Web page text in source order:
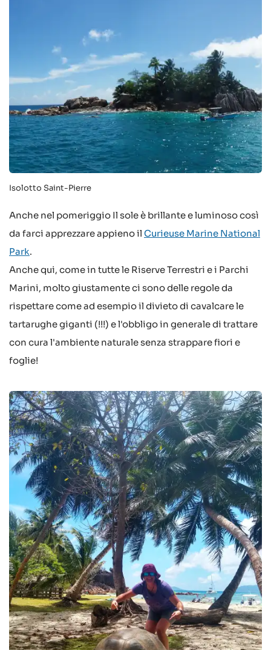
Isolotto Saint-Pierre
Anche nel pomeriggio Il sole è brillante e luminoso così
da farci apprezzare appieno il Curieuse Marine National
Park.
Anche qui, come in tutte le Riserve Terrestri e i Parchi
Marini, molto giustamente ci sono delle regole da
rispettare come ad esempio il divieto di cavalcare le
tartarughe giganti (!!!) e l'obbligo in generale di trattare
con cura l'ambiente naturale senza strappare fiori e
foglie!